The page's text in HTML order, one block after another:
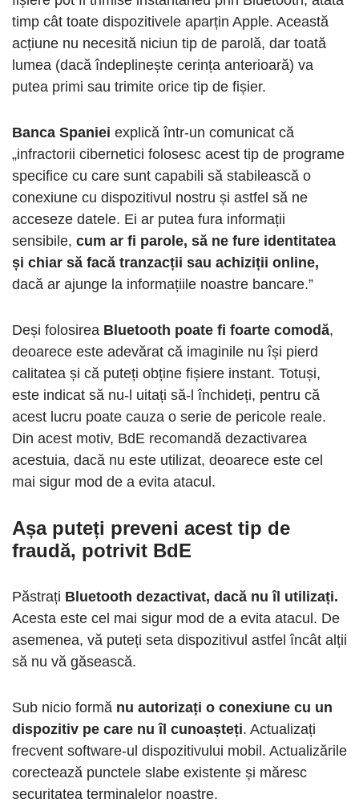
timp cât toate dispozitivele aparțin Apple. Această
acțiune nu necesită niciun tip de parolă, dar toată
lumea (dacă îndeplinește cerința anterioară) va
putea primi sau trimite orice tip de fișier.
Banca Spaniei explică într-un comunicat că
„infractorii cibernetici folosesc acest tip de programe
specifice cu care sunt capabili să stabilească o
conexiune cu dispozitivul nostru și astfel să ne
acceseze datele. Ei ar putea fura informații
sensibile, cum ar fi parole, să ne fure identitatea
și chiar să facă tranzacții sau achiziții online,
dacă ar ajunge la informațiile noastre bancare.”
Deși folosirea Bluetooth poate fi foarte comodă,
deoarece este adevărat că imaginile nu își pierd
calitatea și că puteți obține fișiere instant. Totuși,
este indicat să nu-l uitați să-l închideți, pentru că
acest lucru poate cauza o serie de pericole reale.
Din acest motiv, BdE recomandă dezactivarea
acestuia, dacă nu este utilizat, deoarece este cel
mai sigur mod de a evita atacul.
Așa puteți preveni acest tip de
fraudă, potrivit BdE
Păstrați Bluetooth dezactivat, dacă nu îl utilizați.
Acesta este cel mai sigur mod de a evita atacul. De
asemenea, vă puteți seta dispozitivul astfel încât alții
să nu vă găsească.
Sub nicio formă nu autorizați o conexiune cu un
dispozitiv pe care nu îl cunoașteți. Actualizați
frecvent software-ul dispozitivului mobil. Actualizările
corectează punctele slabe existente și măresc
securitatea terminalelor noastre.